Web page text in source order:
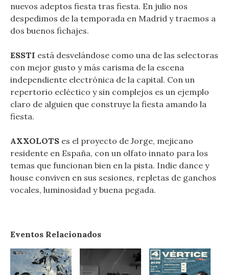
nuevos adeptos fiesta tras fiesta. En julio nos
despedimos de la temporada en Madrid y traemos a
dos buenos fichajes.
ESSTI está desvelándose como una de las selectoras
con mejor gusto y más carisma de la escena
independiente electrónica de la capital. Con un
repertorio ecléctico y sin complejos es un ejemplo
claro de alguien que construye la fiesta amando la
fiesta.
AXXOLOTS es el proyecto de Jorge, mejicano
residente en España, con un olfato innato para los
temas que funcionan bien en la pista. Indie dance y
house conviven en sus sesiones, repletas de ganchos
vocales, luminosidad y buena pegada.
Eventos Relacionados